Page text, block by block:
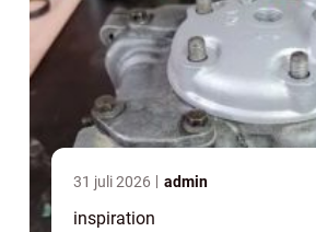
31 juli 2026 admin
inspiration